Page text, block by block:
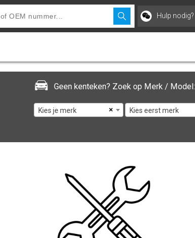
Hulp nodig?
Geen kenteken? Zoek op Merk / Model:
×
Kies je merk Kies eerst merk